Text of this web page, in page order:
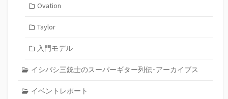
Ovation
Taylor
入門モデル
イシバシ三銃士のスーパーギター列伝･アーカイブス
イベントレポート